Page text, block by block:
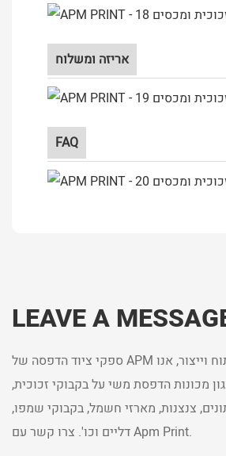
אריזה ומשלוח
FAQ
LEAVE A
ספקי ציוד הדפסה של APM עם יותר מ-25 שנות ניסיון ועבודה קשה במחקר ופיתוח וייצור, אנו
מכונות הדפסת משי על בקבוקי זכוכית,
צנצנות, מארזי חשמל, בקבוקי שמפו,
דליים וכו'. צרו קשר עם Apm Print.